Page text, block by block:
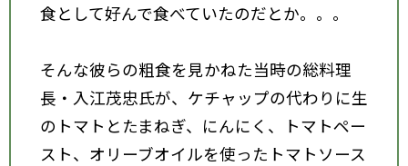
食として好んで食べていたのだとか。。。
そんな彼らの粗食を見かねた当時の総料理
長・入江茂忠氏が、ケチャップの代わりに生
のトマトとたまねぎ、にんにく、トマトペー
スト、オリーブオイルを使ったトマトソース